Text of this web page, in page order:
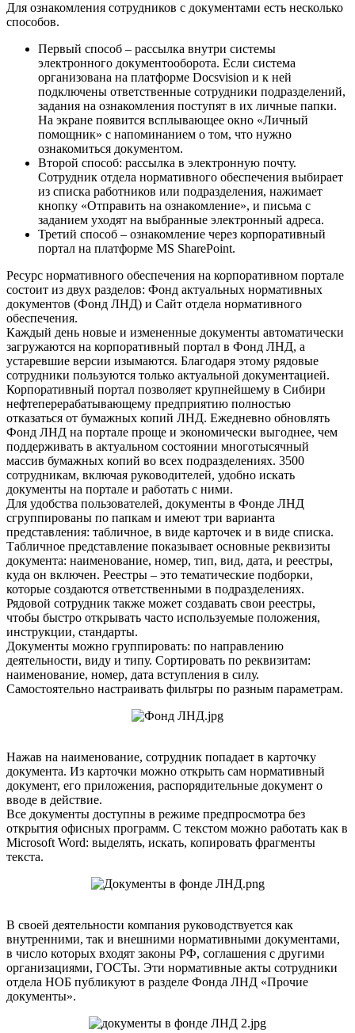
Для ознакомления сотрудников с документами есть несколько
способов.
Первый способ – рассылка внутри системы
электронного документооборота. Если система
организована на платформе Docsvision и к ней
подключены ответственные сотрудники подразделений,
задания на ознакомления поступят в их личные папки.
На экране появится всплывающее окно «Личный
помощник» с напоминанием о том, что нужно
ознакомиться документом.
Второй способ: рассылка в электронную почту.
Сотрудник отдела нормативного обеспечения выбирает
из списка работников или подразделения, нажимает
кнопку «Отправить на ознакомление», и письма с
заданием уходят на выбранные электронный адреса.
Третий способ – ознакомление через корпоративный
портал на платформе MS SharePoint.
Ресурс нормативного обеспечения на корпоративном портале
состоит из двух разделов: Фонд актуальных нормативных
документов (Фонд ЛНД) и Сайт отдела нормативного
обеспечения.
Каждый день новые и измененные документы автоматически
загружаются на корпоративный портал в Фонд ЛНД, а
устаревшие версии изымаются. Благодаря этому рядовые
сотрудники пользуются только актуальной документацией.
Корпоративный портал позволяет крупнейшему в Сибири
нефтеперерабатывающему предприятию полностью
отказаться от бумажных копий ЛНД. Ежедневно обновлять
Фонд ЛНД на портале проще и экономически выгоднее, чем
поддерживать в актуальном состоянии многотысячный
массив бумажных копий во всех подразделениях. 3500
сотрудникам, включая руководителей, удобно искать
документы на портале и работать с ними.
Для удобства пользователей, документы в Фонде ЛНД
сгруппированы по папкам и имеют три варианта
представления: табличное, в виде карточек и в виде списка.
Табличное представление показывает основные реквизиты
документа: наименование, номер, тип, вид, дата, и реестры,
куда он включен. Реестры – это тематические подборки,
которые создаются ответственными в подразделениях.
Рядовой сотрудник также может создавать свои реестры,
чтобы быстро открывать часто используемые положения,
инструкции, стандарты.
Документы можно группировать: по направлению
деятельности, виду и типу. Сортировать по реквизитам:
наименование, номер, дата вступления в силу.
Самостоятельно настраивать фильтры по разным параметрам.
Нажав на наименование, сотрудник попадает в карточку
документа. Из карточки можно открыть сам нормативный
документ, его приложения, распорядительные документ о
вводе в действие.
Все документы доступны в режиме предпросмотра без
открытия офисных программ. С текстом можно работать как в
Microsoft Word: выделять, искать, копировать фрагменты
текста.
В своей деятельности компания руководствуется как
внутренними, так и внешними нормативными документами,
в число которых входят законы РФ, соглашения с другими
организациями, ГОСТы. Эти нормативные акты сотрудники
отдела НОБ публикуют в разделе Фонда ЛНД «Прочие
документы».